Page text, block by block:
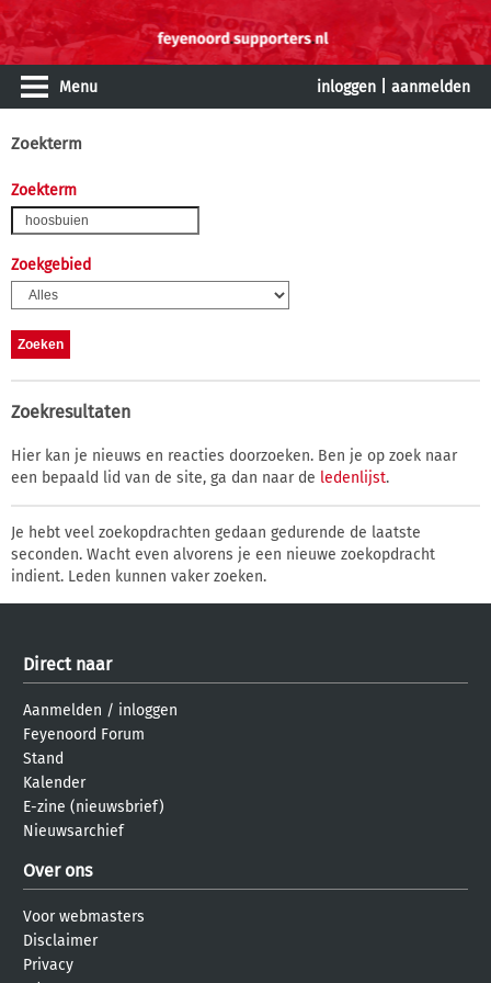
Menu inloggen aanmelden
Zoekterm
Zoekterm
Zoekgebied
Zoekresultaten
Hier kan je nieuws en reacties doorzoeken. Ben je op zoek naar
een bepaald lid van de site, ga dan naar de ledenlijst.
Je hebt veel zoekopdrachten gedaan gedurende de laatste
seconden. Wacht even alvorens je een nieuwe zoekopdracht
indient. Leden kunnen vaker zoeken.
Direct naar
Aanmelden / inloggen
Feyenoord Forum
Stand
Kalender
E-zine (nieuwsbrief)
Nieuwsarchief
Over ons
Voor webmasters
Disclaimer
Privacy